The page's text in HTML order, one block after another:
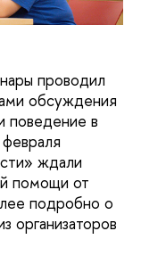
проводил
обсуждения
поведение в
ждали
помощи от
подробно о
организаторов